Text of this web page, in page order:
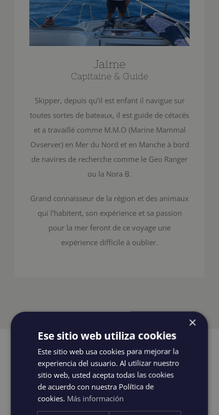
Jaime
Capitaine & Guide
Skipper, depuis qu’il est enfant il navigue sur
toutes sortes de bateaux, il est guide de cétacés
et a travaillé comme M.M.O (Marine Mammal
Ovserver) en Mer du Nord et en Manche à bord
de navires de recherche comme le Geo Ranger
ou la Nora B.
Grand connaisseur de la région et des animaux
qui l’habitent, son expérience et sa passion
pour la mer feront de ce voyage une
expérience difficile à oublier.
ACANTILADO DE LOS
GIGANTES
×
Ese sitio web utiliza cookies
Este sitio web usa cookies para mejorar la
experiencia del usuario. Al utilizar nuestro
sitio web, usted acepta todas las cookies
de acuerdo con nuestra Política de
cookies. Más información